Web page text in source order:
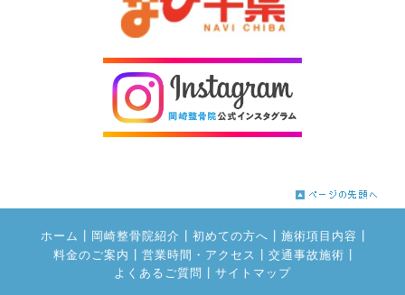
ホーム 岡崎整骨院紹介 初めての方へ 施術項目内容
料金のご案内
営業時間・アクセス 交通事故施術
よくあるご質問
サイトマップ